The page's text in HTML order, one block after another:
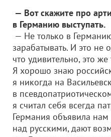
— Вот скажите про
в Германию выступать.
— Не только в
зарабатывать. И это не
что удивительно, это
Я хорошо знаю
я никогда на
в
я считал себя всегда
Германия объявила
над русскими, дают